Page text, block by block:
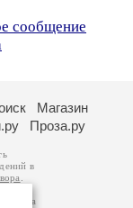
сообщение
Магазин
Проза.ру
в